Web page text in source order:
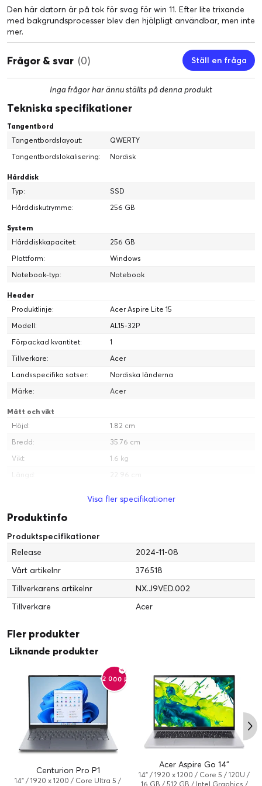
Den här datorn är på tok för svag för win 11. Efter lite trixande
med bakgrundsprocesser blev den hjälpligt användbar, men inte
mer.
Frågor & svar (0) Ställ en fråga
Inga frågor har ännu ställts på denna produkt
Tekniska specifikationer
Tangentbord
Tangentbordslayout:
QWERTY
Tangentbordslokalisering:
Nordisk
Hårddisk
Typ:
SSD
Hårddiskutrymme:
256 GB
System
Hårddiskkapacitet:
256 GB
Plattform:
Windows
Notebook-typ:
Notebook
Header
Produktlinje:
Acer Aspire Lite 15
Modell:
AL15-32P
Förpackad kvantitet:
1
Tillverkare:
Acer
Landsspecifika satser:
Nordiska länderna
Märke:
Acer
Mått och vikt
Höjd:
1.82 cm
Bredd:
35.76 cm
Vikt:
1.6 kg
Längd:
22.96 cm
Skärmstorlek:
15.6 tum
Bredbildsskärm:
Diagonal storlek (metrisk):
39.6 cm
Medföljande OS
Utgåva:
Operativsystem:
RAM storlek:
8 GB
RAM Teknik:
LPDDR4X SDRAM
Ljudingång
Typ:
Två mikrofoner
Processorfamilj:
Celeron
Visa fler specifikationer
Produktinfo
Produktspecifikationer
Release
2024-11-08
Vårt artikelnr
376518
Tillverkarens artikelnr
NX.J9VED.002
Tillverkare
Acer
Fler produkter
Liknande produkter
-2 000 kr
Centurion Pro P1
14" / 1920 x 1200 / Core Ultra 5 /
Acer Aspire Go 14"
14" / 1920 x 1200 / Core 5 / 120U /
16 GB / 512 GB / Intel Graphics /